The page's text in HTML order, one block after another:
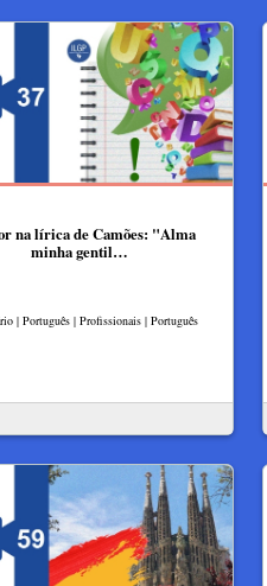
na lírica de Camões: "Alma
minha gentil…
| Português | Profissionais | Português